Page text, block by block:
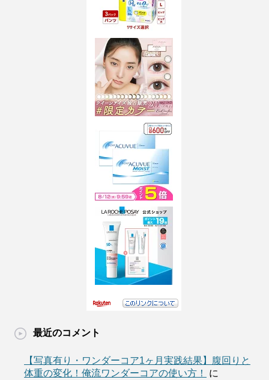
最近のコメント
【写真有り・ワンダーコア1ヶ月実践結果】腹回りと
体重の変化！俺流ワンダーコアの使い方！
に